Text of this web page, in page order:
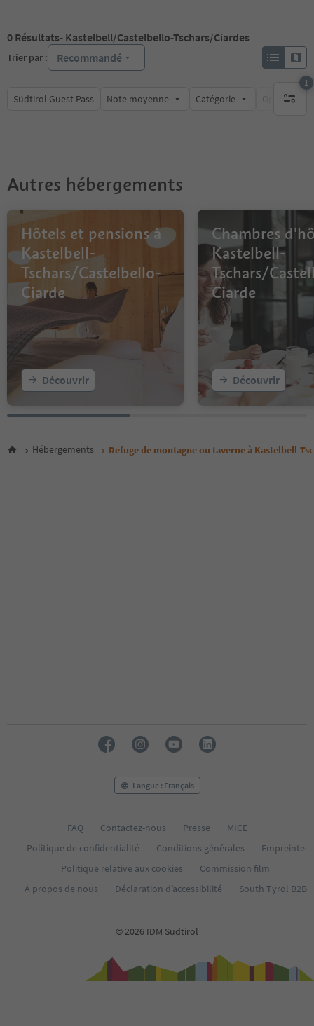
0 Résultats- Kastelbell/Castelbello-Tschars/Ciardes
Trier par : Recommandé
Südtirol Guest Pass Note moyenne Catégorie Options de
1
1 filtre
Autres hébergements
Hôtels et pensions à
Kastelbell-
Tschars/Castelbello-
Ciarde
Découvrir
Chambres
Kastelbell-
Tschars/
Ciarde
Découvrir
Hébergements Refuge de montagne ou taverne à Kastelbell-
Langue : Français
FAQ Contactez-nous Presse
MICE
Politique de confidentialité
Conditions générales
Empreinte
Politique relative aux cookies
Commission film
À propos de nous
Déclaration d’accessibilité South Tyrol B2B
© 2026 IDM Südtirol